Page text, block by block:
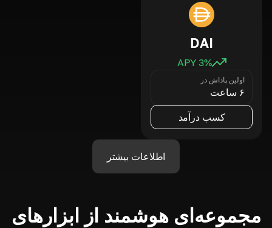
DAI
3% APY
اولین پاداش در
۶ ساعت
کسب درآمد
اطلاعات بیشتر
مجموعه‌ای هوشمند از ابزارهای